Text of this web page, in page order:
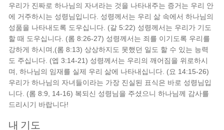
우리가 진짜로 하나님의 자녀라는 것을 나타내주는 증거는 우리 안
에 거주하시는 성령님입니다. 성령께서는 우리 삶 속에서 하나님의
성품을 나타내도록 도우십니다. (갈 5:22) 성령께서는 우리가 기도
할 때 도우십니다. (롬 8:26-27) 성령께서는 죄를 이기도록 우리를
강하게 하시며,(롬 8:13) 상상하지도 못했던 일도 할 수 있는 능력
도 주십니다. (엡 3:14-21) 성령께서는 우리의 깨어짐을 위로하시
며, 하나님의 임재를 실제 우리 삶에 나타내십니다. (요 14:15-26)
우리가 하나님의 자녀들이라는 가장 진실된 표식은 바로 성령님입
니다. (롬 8:9, 14-16) 복되신 성령님을 주셨으니 하나님께 감사를
드리시기 바랍니다!
내 기도